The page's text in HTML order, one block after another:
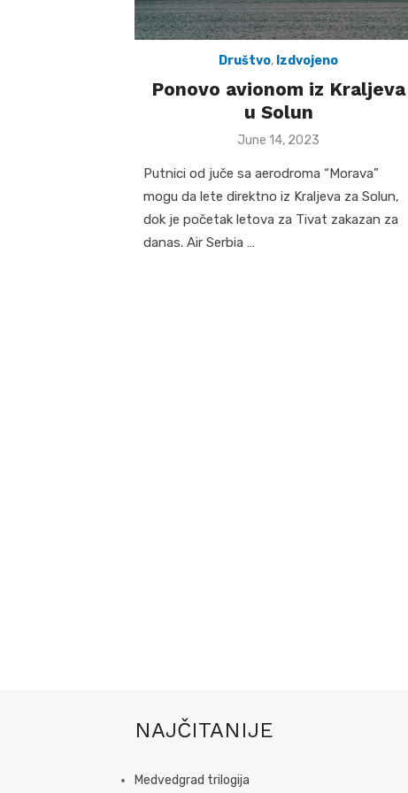
Društvo, Izdvojeno
Ponovo avionom iz Kraljeva
u Solun
Posted
June 14, 2023
Putnici od juče sa aerodroma “Morava”
mogu da lete direktno iz Kraljeva za Solun,
dok je početak letova za Tivat zakazan za
danas. Air Serbia …
NAJČITANIJE
Medvedgrad trilogija